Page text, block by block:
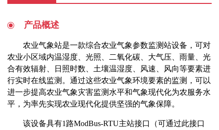
产品概述
农业气象站是一款综合农业气象参数监测站设备，可对
农业小区域内温湿度、光照、二氧化碳、大气压、雨量、光
合有效辐射、日照时数、土壤温湿度、风速、风向等要素进
行实时在线监测。通过这些农业气象环境要素的监测，可以
进一步提高农业气象灾害监测水平和气象现代化为农服务水
平，为率先实现农业现代化提供坚强的气象保障。
该设备具有1路ModBus-RTU主站接口（可通过此接口